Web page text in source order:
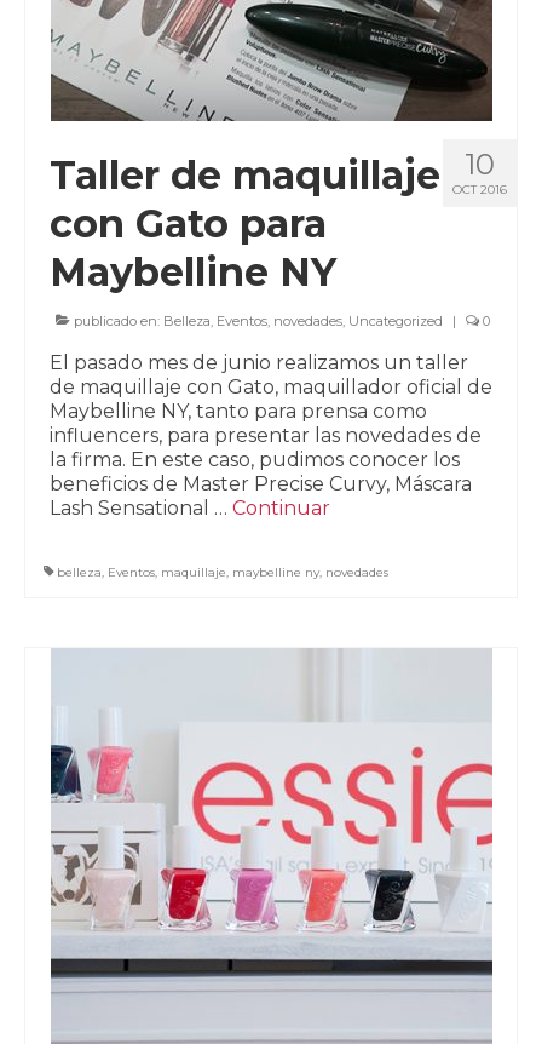
10
OCT 2016
Taller de maquillaje
con Gato para
Maybelline NY
publicado en: Belleza, Eventos, novedades, Uncategorized | 0
El pasado mes de junio realizamos un taller
de maquillaje con Gato, maquillador oficial de
Maybelline NY, tanto para prensa como
influencers, para presentar las novedades de
la firma. En este caso, pudimos conocer los
beneficios de Master Precise Curvy, Máscara
Lash Sensational … Continuar
belleza, Eventos, maquillaje, maybelline ny, novedades